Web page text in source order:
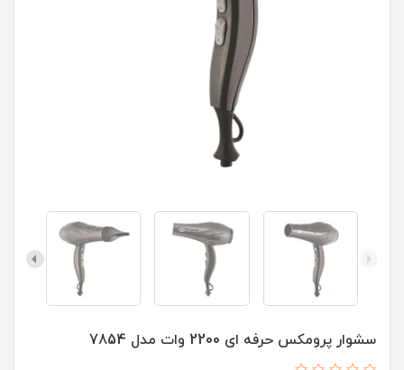
سشوار پرومکس حرفه ای 2200 وات مدل 7854